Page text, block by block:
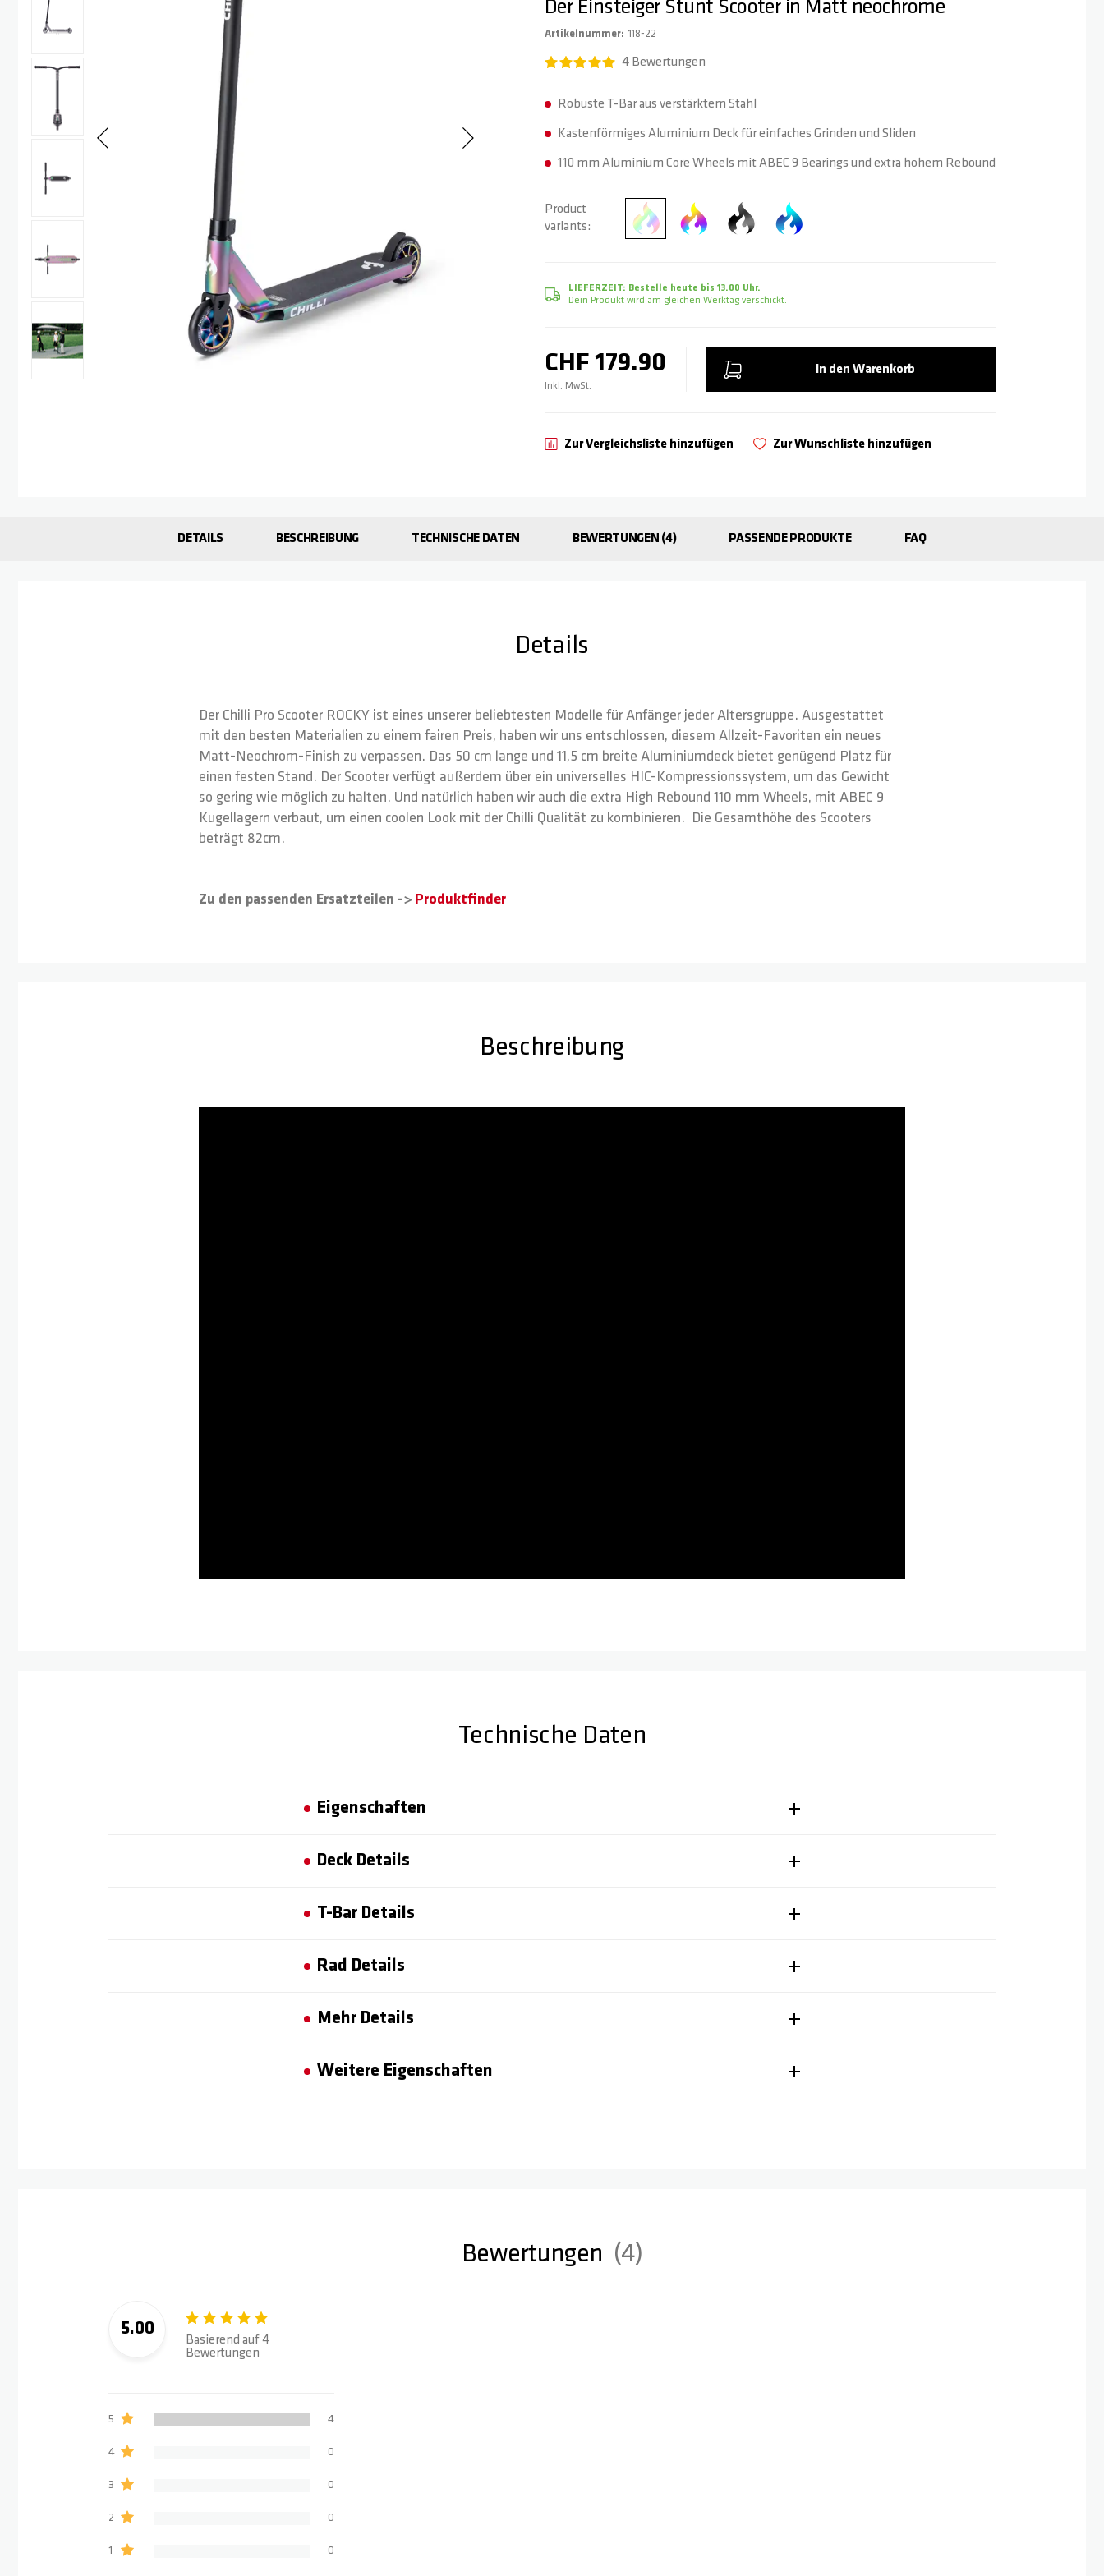
Der Einsteiger Stunt Scooter in Matt neochrome
Artikelnummer 118-22
4 Bewertungen
Robuste T-Bar aus verstärktem Stahl
Kastenförmiges Aluminium Deck für einfaches Grinden und Sliden
110 mm Aluminium Core Wheels mit ABEC 9 Bearings und extra hohem Rebound
Product
variants
LIEFERZEIT: Bestelle heute bis 13.00 Uhr.
Dein Produkt wird am gleichen Werktag verschickt.
CHF 179.90
Inkl. MwSt.
In den Warenkorb
Zur Wunschliste hinzufügen
Zur Vergleichsliste hinzufügen
DETAILS BESCHREIBUNG TECHNISCHE DATEN BEWERTUNGEN 4 PASSENDE PRODUKTE FAQ
Details
Der Chilli Pro Scooter ROCKY ist eines unserer beliebtesten Modelle für Anfänger jeder Altersgruppe. Ausgestattet
mit den besten Materialien zu einem fairen Preis, haben wir uns entschlossen, diesem Allzeit-Favoriten ein neues
Matt-Neochrom-Finish zu verpassen. Das 50 cm lange und 11,5 cm breite Aluminiumdeck bietet genügend Platz für
einen festen Stand. Der Scooter verfügt außerdem über ein universelles HIC-Kompressionssystem, um das Gewicht
so gering wie möglich zu halten. Und natürlich haben wir auch die extra High Rebound 110 mm Wheels, mit ABEC 9
Kugellagern verbaut, um einen coolen Look mit der Chilli Qualität zu kombinieren. Die Gesamthöhe des Scooters
beträgt 82cm.
Zu den passenden Ersatzteilen -> Produktfinder
Beschreibung
Technische Daten
Eigenschaften
Deck Details
T-Bar Details
Rad Details
Mehr Details
Weitere Eigenschaften
Bewertungen 4
5.00
Basierend auf 4
Bewertungen
5 4
4 0
3 0
2 0
1 0